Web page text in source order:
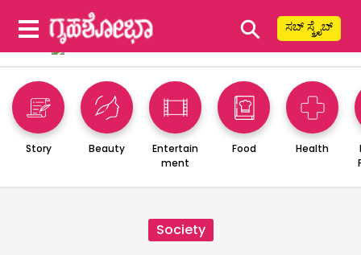
⚲ ಸಬ್ ಸ್ಕ್ರೈಬ್
Story Beauty
Entertain
ment
Food Health
Society